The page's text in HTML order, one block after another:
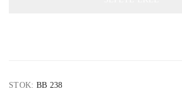
STOK: BB 238